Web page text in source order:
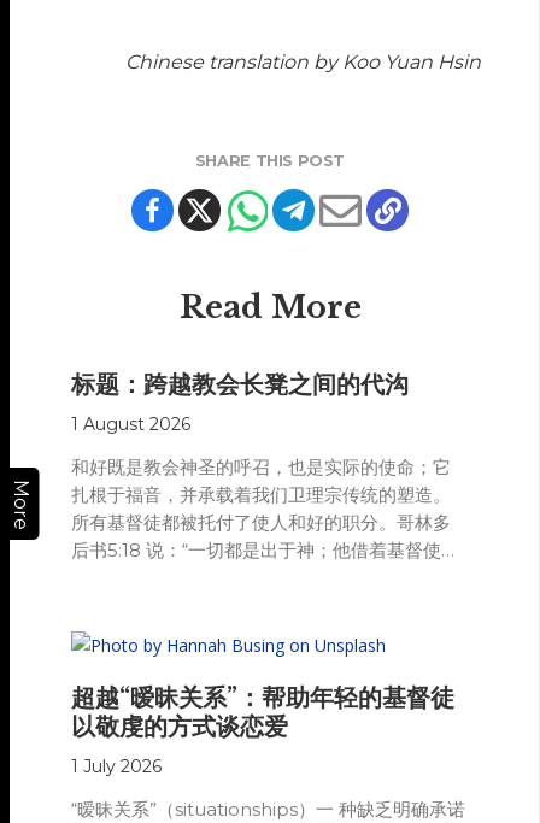
More
Chinese translation by Koo Yuan Hsin
SHARE THIS POST
Read More
标题：跨越教会长凳之间的代沟
1 August 2026
和好既是教会神圣的呼召，也是实际的使命；它
扎根于福音，并承载着我们卫理宗传统的塑造。
所有基督徒都被托付了使人和好的职分。哥林多
后书5:18 说：“一切都是出于神；他借着基督使我
超越“暧昧关系”：帮助年轻的基督徒
以敬虔的方式谈恋爱
1 July 2026
“暧昧关系”（situationships）一 种缺乏明确承诺